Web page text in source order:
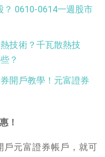
？ 0610-0614一週股市
技術？千瓦散熱技
？
開戶教學！元富證券
！
戶元富證券帳戶，就可